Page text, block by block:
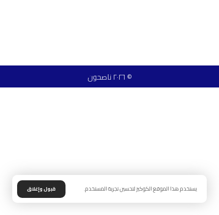
© ٢٠٢٦ ناصحون
يستخدم هذا الموقع الكوكيز لتحسين تجربة المستخدم. قبول وإغلاق